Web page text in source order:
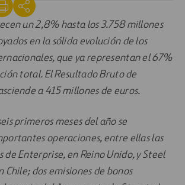
un 2,8% hasta los 3.758 millones
en la sólida evolución de los
que ya representan el 67%
total. El Resultado Bruto de
a 415 millones de euros.
primeros meses del año se
operaciones, entre ellas las
de Enterprise, en Reino Unido, y Steel
Chile; dos emisiones de bonos